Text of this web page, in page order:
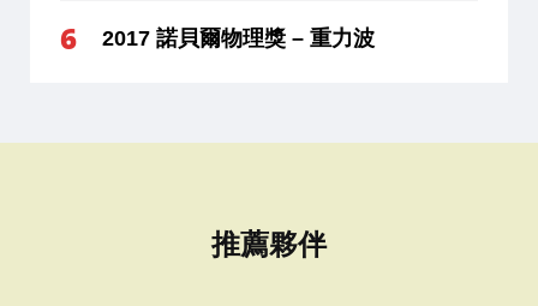
2017 諾貝爾物理獎 – 重力波
推薦夥伴